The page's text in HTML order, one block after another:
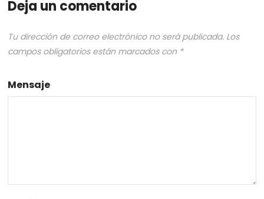
Deja un comentario
Tu dirección de correo electrónico no será publicada. Los
campos obligatorios están marcados con *
Mensaje